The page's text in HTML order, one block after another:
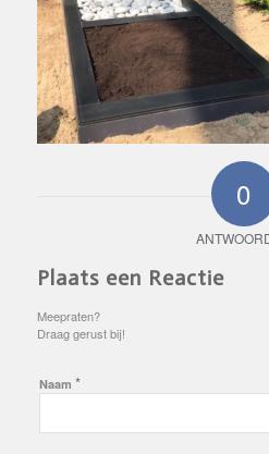
0
Plaats een Reactie
Meepraten?
Draag gerust bij!
Naam *